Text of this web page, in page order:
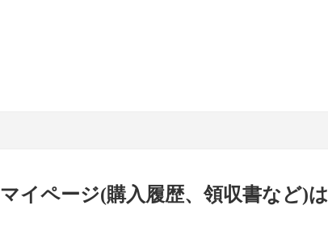
マイページ(購入履歴、領収書など)は